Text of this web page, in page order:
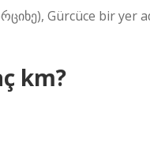
Gürcüce bir yer
km?